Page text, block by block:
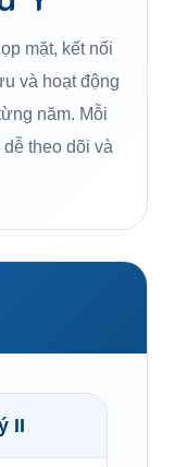
mặt, kết nối
và hoạt động
năm. Mỗi
theo dõi và
II